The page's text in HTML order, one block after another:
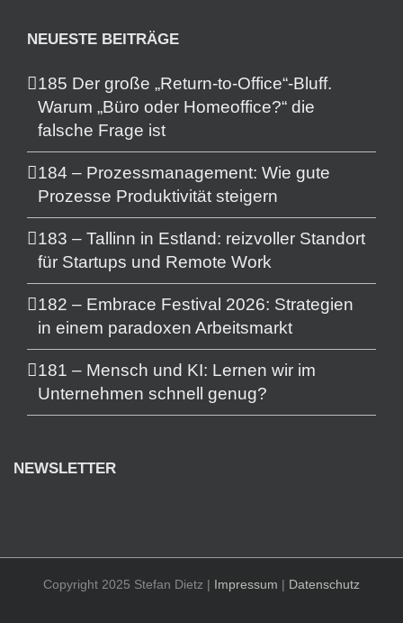
NEUESTE BEITRÄGE
185 Der große „Return-to-Office“-Bluff.
Warum „Büro oder Homeoffice?“ die
falsche Frage ist
184 – Prozessmanagement: Wie gute
Prozesse Produktivität steigern
183 – Tallinn in Estland: reizvoller Standort
für Startups und Remote Work
182 – Embrace Festival 2026: Strategien
in einem paradoxen Arbeitsmarkt
181 – Mensch und KI: Lernen wir im
Unternehmen schnell genug?
NEWSLETTER
Copyright 2025 Stefan Dietz | Impressum | Datenschutz